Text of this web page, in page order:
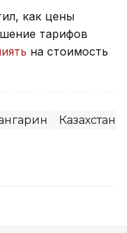
как цены
тарифов
на стоимость
Казахстан